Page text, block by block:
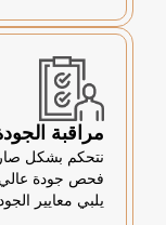
مراقبة
نتحكم بشكل
فحص جودة عالي
يلبي معايير